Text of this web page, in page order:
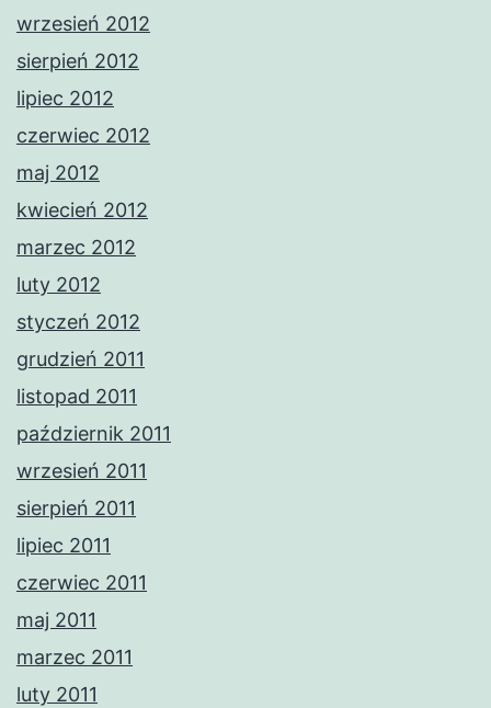
wrzesień 2012
sierpień 2012
lipiec 2012
czerwiec 2012
maj 2012
kwiecień 2012
marzec 2012
luty 2012
styczeń 2012
grudzień 2011
listopad 2011
październik 2011
wrzesień 2011
sierpień 2011
lipiec 2011
czerwiec 2011
maj 2011
marzec 2011
luty 2011